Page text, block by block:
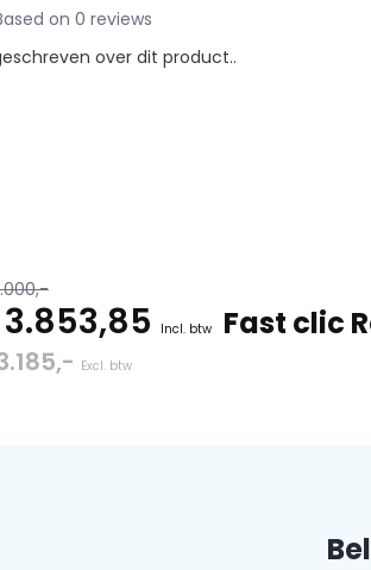
on 0 reviews
over dit product..
Incl. btw
Excl. btw
Fast clic